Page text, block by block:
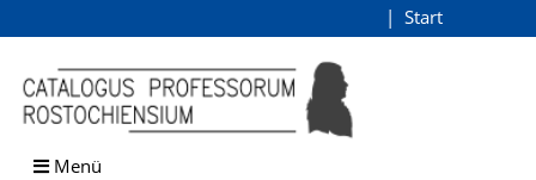
Browsen
direkt zum Inhalt
Start
Menü